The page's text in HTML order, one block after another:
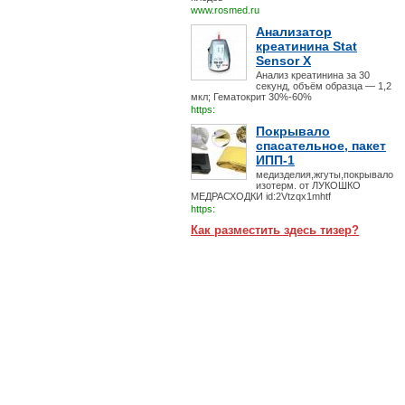
www.rosmed.ru
Анализатор
креатинина Stat
Sensor X
Анализ креатинина за 30
секунд, объём образца — 1,2
мкл; Гематокрит 30%-60%
https:
Покрывало
спасательное, пакет
ИПП-1
медизделия,жгуты,покрывало
изотерм. от ЛУКОШКО
МЕДРАСХОДКИ id:2Vtzqx1mhtf
https:
Как разместить здесь тизер?